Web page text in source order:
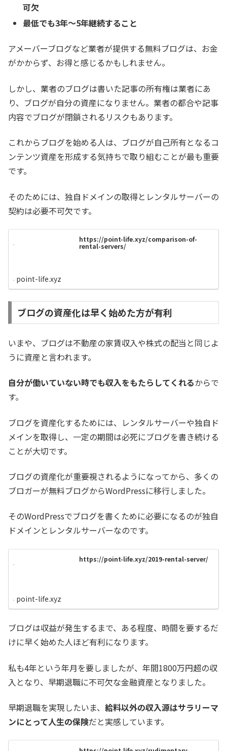
可欠
最低でも3年〜5年継続すること
アメーバーブログなど業者が提供する無料ブログは、お金
がかからず、お得と感じるかもしれません。
しかし、業者のブログは書いた記事の所有権は業者にあ
り、ブログが自分の資産になりません。業者の都合や記事
内容でブログが閉鎖されるリスクもあります。
これからブログを始める人は、ブログが自己所有となるコ
ンテンツ資産を形成する気持ちで取り組むことが最も重要
です。
そのためには、独自ドメインの取得とレンタルサーバーの
契約は必要不可欠です。
https://point-life.xyz/comparison-of-
rental-servers/
point-life.xyz
ブログの資産化は早く始めた方が有利
いまや、ブログは不動産の家賃収入や株式の配当と同じよ
うに資産と言われます。
自分が働いていない時でも収入をもたらしてくれるからで
す。
ブログを資産化するためには、レンタルサーバーや独自ド
メインを取得し、一定の期間は必死にブログを書き続ける
ことが大切です。
ブログの資産化が重要視されるようになってから、多くの
ブロガーが無料ブログからWordPressに移行しました。
そのWordPressでブログを書くために必要になるのが独自
ドメインとレンタルサーバーなのです。
https://point-life.xyz/2019-rental-server/
point-life.xyz
ブログは収益が発生するまで、ある程度、時間を要するだ
けに早く始めた人ほど有利になります。
私も4年という年月を要しましたが、年間1800万円超の収
入となり、早期退職に不可欠な金融資産となりました。
早期退職を実現したいま、 給料以外の収入源はサラリーマ
ンにとって人生の保険だと実感しています。